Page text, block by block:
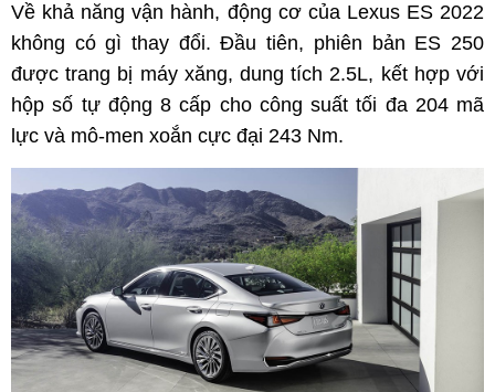
Về khả năng vận hành, động cơ của Lexus ES 2022
không có gì thay đổi. Đầu tiên, phiên bản ES 250
được trang bị máy xăng, dung tích 2.5L, kết hợp với
hộp số tự động 8 cấp cho công suất tối đa 204 mã
lực và mô-men xoắn cực đại 243 Nm.